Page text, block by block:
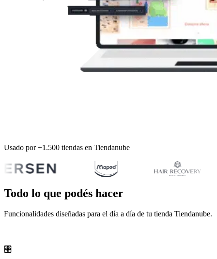
Usado por +1.500 tiendas en Tiendanube
Todo lo que podés hacer
Funcionalidades diseñadas para el día a día de tu tienda Tiendanube.
🎛️